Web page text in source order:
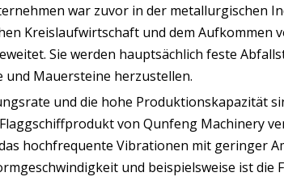
war zuvor in der metallurgischen
Kreislaufwirtschaft und dem Aufkommen
Sie werden hauptsächlich feste
Mauersteine ​​herzustellen.
und die hohe Produktionskapazität
von Qunfeng Machinery
hochfrequente Vibrationen mit geringer
und beispielsweise ist die